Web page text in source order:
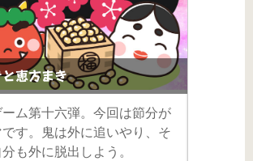
と恵方まき
ム第十六弾。今回は節分が
す。鬼は外に追いやり、そ
も外に脱出しよう。